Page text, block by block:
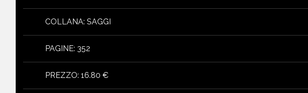
COLLANA: SAGGI
PAGINE: 352
PREZZO: 16.80 €